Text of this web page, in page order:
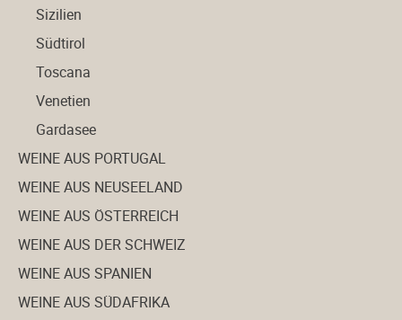
Sizilien
Südtirol
Toscana
Venetien
Gardasee
WEINE AUS PORTUGAL
WEINE AUS NEUSEELAND
WEINE AUS ÖSTERREICH
WEINE AUS DER SCHWEIZ
WEINE AUS SPANIEN
WEINE AUS SÜDAFRIKA